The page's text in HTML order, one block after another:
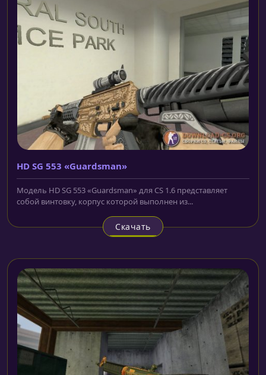
HD SG 553 «Guardsman»
Модель HD SG 553 «Guardsman» для CS 1.6 представляет
собой винтовку, корпус которой выполнен из...
Скачать